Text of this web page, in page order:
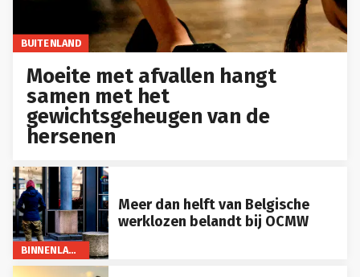
BUITENLAND
Moeite met afvallen hangt
samen met het
gewichtsgeheugen van de
hersenen
BINNENLAND
Meer dan helft van Belgische
werklozen belandt bij OCMW